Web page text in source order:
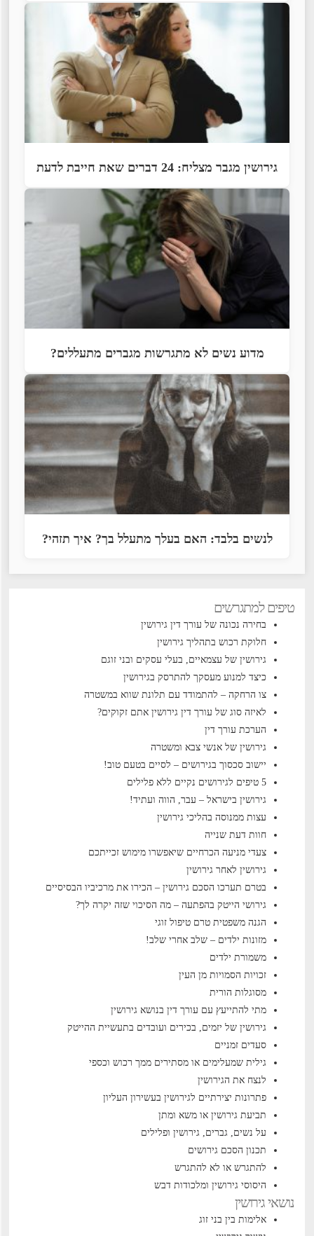
גירושין מגבר מצליח: 24 דברים שאת חייבת לדעת
מדוע נשים לא מתגרשות מגברים מתעללים?
לנשים בלבד: האם בעלך מתעלל בך? איך תזהי?
טיפים למתגרשים
בחירה נכונה של עורך דין גירושין
חלוקת רכוש בתהליך גירושין
גירושין של עצמאיים, בעלי עסקים ובני זוגם
כיצד למנוע מעסקך להתרסק בגירושין
צו הרחקה – להתמודד עם תלונת שווא במשטרה
לאיזה סוג של עורך דין גירושין אתם זקוקים?
הערכת עורך דין
גירושין של אנשי צבא ומשטרה
יישוב סכסוך בגירושים – לסיים בטעם טוב!
5 טיפים לגירושים נקיים ללא פלילים
גירושין בישראל – עבר, הווה ועתיד!
עצות ממנוסה בהליכי גירושין
חוות דעת שנייה
צעדי מניעה הכרחיים שיאפשרו מימוש זכייתכם
גירושין לאחר גירושין
בטרם תערכו הסכם גירושין – הכירו את מרכיביו הבסיסיים
גירושי הייטק בהפתעה – מה הסיכוי שזה יקרה לך?
הגנה משפטית טרם טיפול זוגי
מזונות ילדים – שלב אחרי שלב!
משמורת ילדים
זכויות הסמויות מן העין
מסוגלות הורית
מתי להתייעץ עם עורך דין בנושא גירושין
גירושין של יזמים, בכירים ועובדים בתעשיית ההייטק
סעדים זמניים
גילית שמעלימים או מסתירים ממך רכוש וכספי
לנצח את הגירושין
פתרונות יצירתיים לגירושין בעשירון העליון
תביעת גירושין או משא ומתן
על נשים, גברים, גירושין ופלילים
תכנון הסכם גירושים
להתגרש או לא להתגרש
היסוסי גירושין ומלכודות דבש
נושאי גירושין
אלימות בין בני זוג